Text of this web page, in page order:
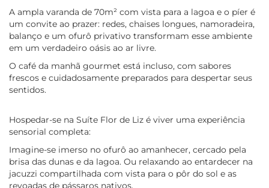
A ampla varanda de 70m² com vista para a lagoa e o píer é
um convite ao prazer: redes, chaises longues, namoradeira,
balanço e um ofurô privativo transformam esse ambiente
em um verdadeiro oásis ao ar livre.
O café da manhã gourmet está incluso, com sabores
frescos e cuidadosamente preparados para despertar seus
sentidos.
Hospedar-se na Suíte Flor de Liz é viver uma experiência
sensorial completa:
Imagine-se imerso no ofurô ao amanhecer, cercado pela
brisa das dunas e da lagoa. Ou relaxando ao entardecer na
jacuzzi compartilhada com vista para o pôr do sol e as
revoadas de pássaros nativos.